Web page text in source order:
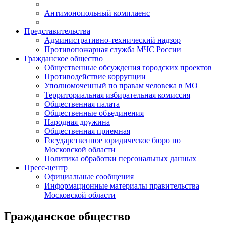
Антимонопольный комплаенс
Представительства
Административно-технический надзор
Противопожарная служба МЧС России
Гражданское общество
Общественные обсуждения городских проектов
Противодействие коррупции
Уполномоченный по правам человека в МО
Территориальная избирательная комиссия
Общественная палата
Общественные объединения
Народная дружина
Общественная приемная
Государственное юридическое бюро по
Московской области
Политика обработки персональных данных
Пресс-центр
Официальные сообщения
Информационные материалы правительства
Московской области
Гражданское общество